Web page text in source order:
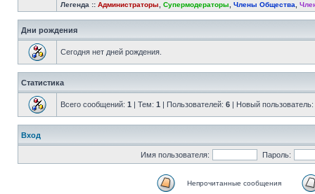
Легенда :: Администраторы Супермодераторы Члены Общества
Дни рождения
Сегодня нет дней рождения.
Статистика
Всего сообщений: 1 | Тем: 1 | Пользователей: 6 | Новый пользователь:
Вход
Имя пользователя: Пароль:
Непрочитанные сообщения